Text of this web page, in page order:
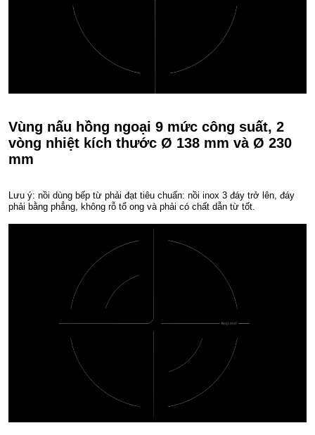
Vùng nấu hồng ngoại 9 mức công suất, 2
vòng nhiệt kích thước Ø 138 mm và Ø 230
mm
Lưu ý: nồi dùng bếp từ phải đạt tiêu chuẩn: nồi inox 3 đáy trở lên, đáy
phải bằng phẳng, không rỗ tổ ong và phải có chất dẫn từ tốt.